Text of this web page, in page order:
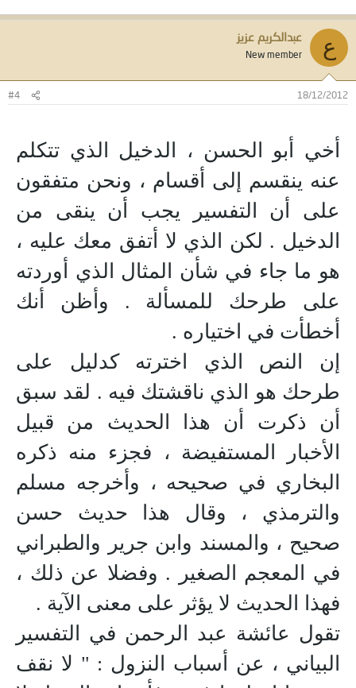
ع عبدالكريم عزيز
New member
18/12/2012
#4
أخي أبو الحسن ، الدخيل الذي تتكلم
عنه ينقسم إلى أقسام ، ونحن متفقون
على أن التفسير يجب أن ينقى من
الدخيل . لكن الذي لا أتفق معك عليه ،
هو ما جاء في شأن المثال الذي أوردته
على طرحك للمسألة . وأظن أنك
أخطأت في اختياره .
إن النص الذي اخترته كدليل على
طرحك هو الذي ناقشتك فيه . لقد سبق
أن ذكرت أن هذا الحديث من قبيل
الأخبار المستفيضة ، فجزء منه ذكره
البخاري في صحيحه ، وأخرجه مسلم
والترمذي ، وقال هذا حديث حسن
صحيح ، والمسند وابن جرير والطبراني
في المعجم الصغير . وفضلا عن ذلك ،
فهذا الحديث لا يؤثر على معنى الآية .
تقول عائشة عبد الرحمن في التفسير
البياني ، عن أسباب النزول : " لا نقف